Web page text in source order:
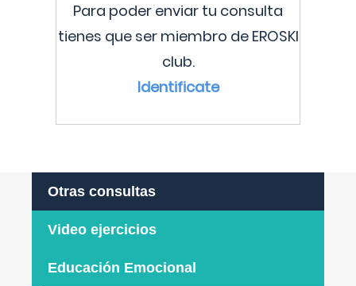
Para poder enviar tu consulta
tienes que ser miembro de EROSKI
club.
Identificate
Otras consultas
Video ejercicios
Educación Emocional